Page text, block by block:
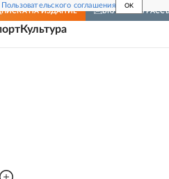
Пользовательского соглашения OK
НА ИЗДАНИЕ ВКЛЮЧИТЬ
Культура